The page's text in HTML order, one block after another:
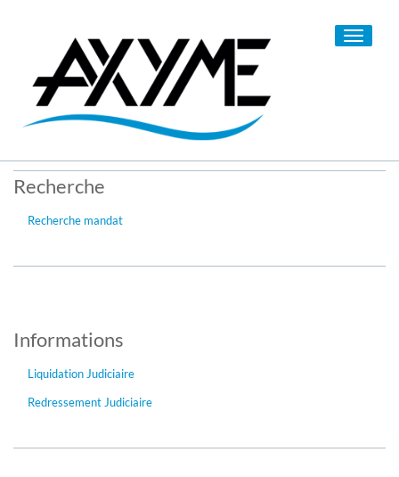
Toggle
Recherche
Recherche mandat
Informations
Liquidation Judiciaire
Redressement Judiciaire